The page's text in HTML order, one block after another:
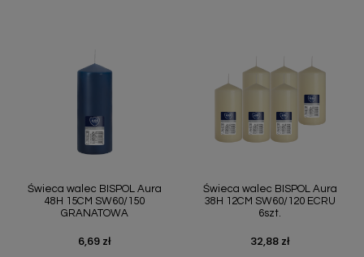
Świeca walec BISPOL Aura
48H 15CM SW60/150
GRANATOWA
Cena
6,69 zł
Świeca walec BISPOL Aura
38H 12CM SW60/120 ECRU
6szt.
Cena
32,88 zł